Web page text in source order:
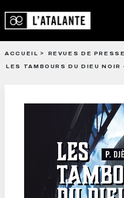
ACCUEIL
REVUES DE PRESSE
LES TAMBOURS DU DIEU